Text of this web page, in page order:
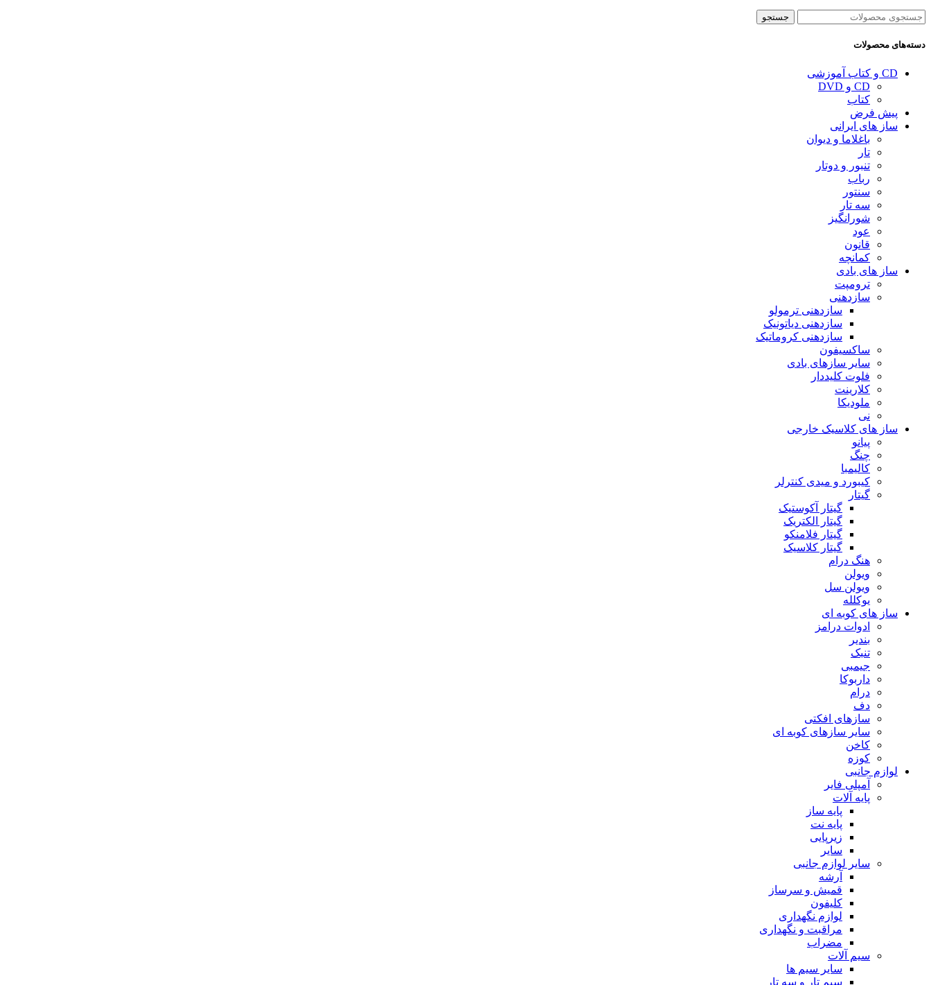
جستجو
دسته‌های محصولات
CD و کتاب آموزشی
CD و DVD
کتاب
پیش فرض
ساز های ایرانی
باغلاما و دیوان
تار
تنبور و دوتار
رباب
سنتور
سه تار
شورانگیز
عود
قانون
کمانچه
ساز های بادی
ترومپت
سازدهنی
سازدهنی ترمولو
سازدهنی دیاتونیک
سازدهنی کروماتیک
ساکسیفون
سایر سازهای بادی
فلوت کلیددار
کلارینت
ملودیکا
نی
ساز های کلاسیک خارجی
پیانو
چنگ
کالیمبا
کیبورد و میدی کنترلر
گیتار
گیتار آکوستیک
گیتار الکتریک
گیتار فلامنکو
گیتار کلاسیک
هنگ درام
ویولن
ویولن سل
یوکلله
ساز های کوبه ای
ادوات درامز
بندیر
تنبک
جیمبی
داربوکا
درام
دف
سازهای افکتی
سایر سازهای کوبه ای
کاخن
کوزه
لوازم جانبی
آمپلی فایر
پایه آلات
پایه ساز
پایه نت
زیرپایی
سایر
سایر لوازم جانبی
آرشه
قمیش و سرساز
کلیفون
لوازم نگهداری
مراقبت و نگهداری
مضراب
سیم آلات
سایر سیم ها
سیم تار و سه تار